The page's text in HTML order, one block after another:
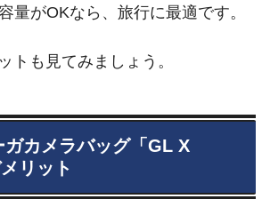
量がOKなら、旅行に最適です。
トも見てみましょう。
ガカメラバッグ「GL X
リット